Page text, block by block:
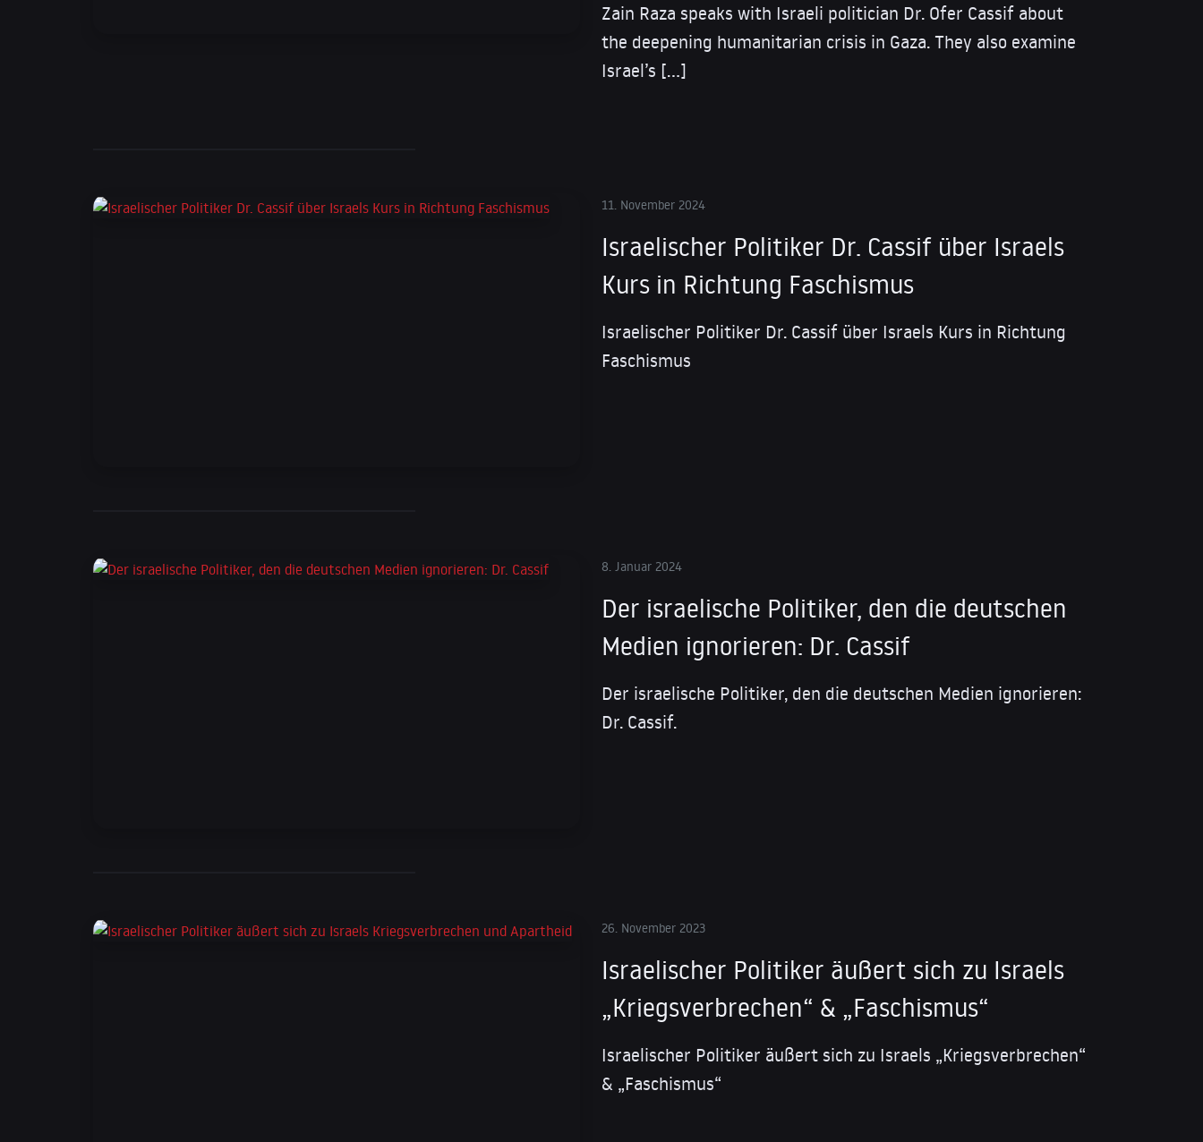
Zain Raza speaks with Israeli politician Dr. Ofer Cassif about
the deepening humanitarian crisis in Gaza. They also examine
Israel’s […]
11. November 2024
Israelischer Politiker Dr. Cassif über Israels
Kurs in Richtung Faschismus
Israelischer Politiker Dr. Cassif über Israels Kurs in Richtung
Faschismus
8. Januar 2024
Der israelische Politiker, den die deutschen
Medien ignorieren: Dr. Cassif
Der israelische Politiker, den die deutschen Medien ignorieren:
Dr. Cassif.
26. November 2023
Israelischer Politiker äußert sich zu Israels
„Kriegsverbrechen“ & „Faschismus“
Israelischer Politiker äußert sich zu Israels „Kriegsverbrechen“
& „Faschismus“